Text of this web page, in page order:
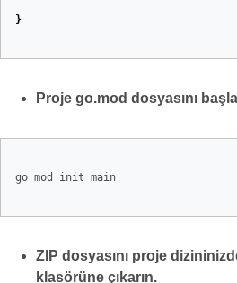
}
Proje go.mod dosyasını
go mod init main
ZIP dosyasını proje
klasörüne çıkarın.